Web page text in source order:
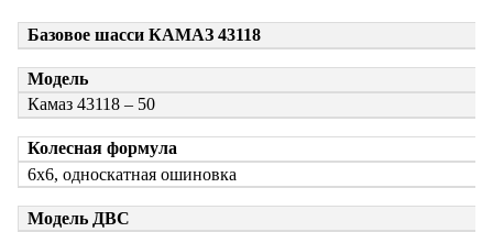
Базовое шасси КАМАЗ 43118
Модель
Камаз 43118 – 50
Колесная формула
6х6, односкатная ошиновка
Модель ДВС